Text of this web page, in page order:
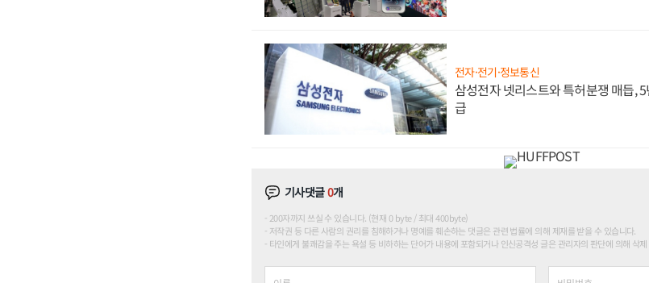
전자·전기·정보통신
삼성전자 넷리스트와 특허분쟁 매듭,
급
기사댓글0개
200자까지 쓰실 수 있습니다. (현재 0 byte / 최대 400byte)
저작권 등 다른 사람의 권리를 침해하거나 명예를 훼손하는 댓글은 관련 법률에 의해 제재를 받을 수 있습니다.
타인에게 불쾌감을 주는 욕설 등 비하하는 단어가 내용에 포함되거나 인신공격성 글은 관리자의 판단에 의해 삭